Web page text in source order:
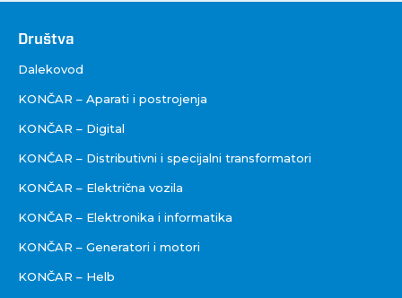
Društva
Društva
Dalekovod
KONČAR – Aparati i postrojenja
KONČAR – Digital
KONČAR – Distributivni i specijalni transformatori
KONČAR – Električna vozila
KONČAR – Elektronika i informatika
KONČAR – Generatori i motori
KONČAR – Helb